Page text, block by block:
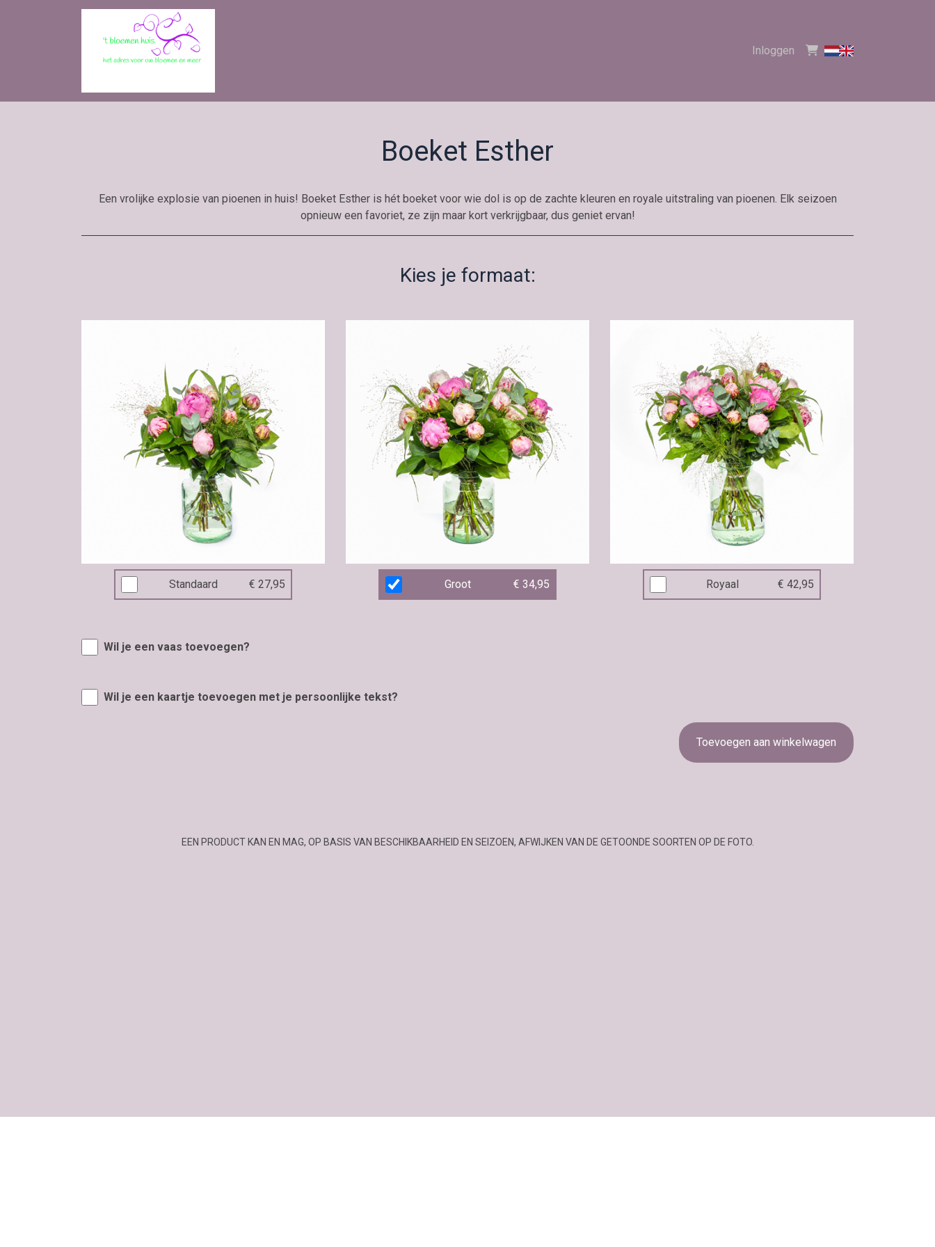
Inloggen
Boeket Esther
Een vrolijke explosie van pioenen in huis! Boeket Esther is hét boeket voor wie dol is op de zachte kleuren en royale uitstraling van pioenen. Elk seizoen
opnieuw een favoriet, ze zijn maar kort verkrijgbaar, dus geniet ervan!
Kies je formaat:
Standaard € 27,95 Groot € 34,95 Royaal € 42,95
Wil je een vaas toevoegen?
Wil je een kaartje toevoegen met je persoonlijke tekst?
Toevoegen aan winkelwagen
EEN PRODUCT KAN EN MAG, OP BASIS VAN BESCHIKBAARHEID EN SEIZOEN, AFWIJKEN VAN DE GETOONDE SOORTEN OP DE FOTO.